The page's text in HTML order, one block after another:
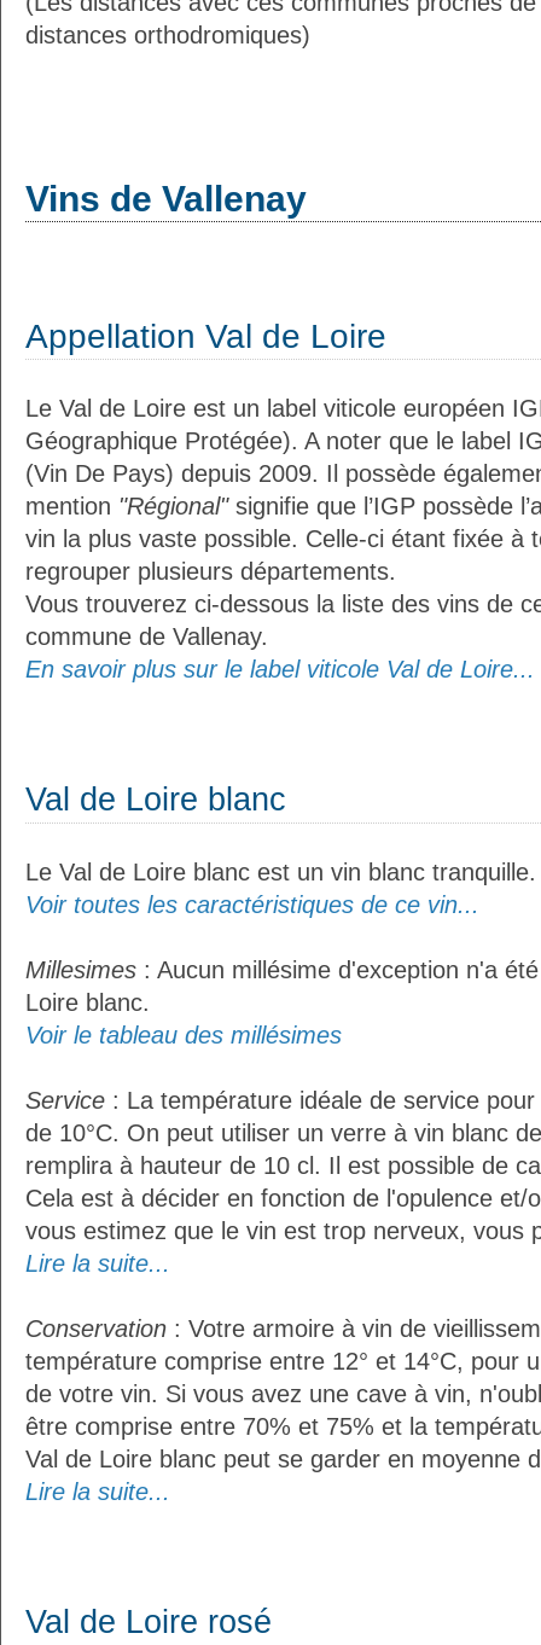
distances orthodromiques)
Vins de Vallenay
Appellation Val de Loire
Le Val de Loire est un label viticole européen
Géographique Protégée). A noter que le label
(Vin De Pays) depuis 2009. Il possède
mention "Régional"signifie que l’IGP possède
vin la plus vaste possible. Celle-ci étant fixée à
regrouper plusieurs départements.
Vous trouverez ci-dessous la liste des vins de
commune de Vallenay.
En savoir plus sur le label viticole Val de Loire...
Val de Loire blanc
Le Val de Loire blanc est un vin blanc tranquille.
Voir toutes les caractéristiques de ce vin...
Millesimes : Aucun millésime d'exception n'a
Loire blanc.
Voir le tableau des millésimes
Service : La température idéale de service
de 10°C. On peut utiliser un verre à vin blanc
remplira à hauteur de 10 cl. Il est possible de
Cela est à décider en fonction de l'opulence et/
vous estimez que le vin est trop nerveux, vous
Lire la suite...
Conservation : Votre armoire à vin de
température comprise entre 12° et 14°C, pour
de votre vin. Si vous avez une cave à vin,
être comprise entre 70% et 75% et la
Val de Loire blanc peut se garder en moyenne
Lire la suite...
Val de Loire rosé